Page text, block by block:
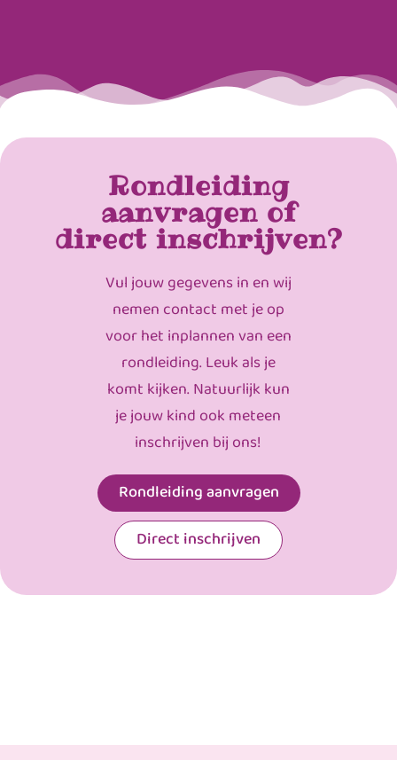
Rondleiding
aanvragen of
direct inschrijven?
Vul jouw gegevens in en wij
nemen contact met je op
voor het inplannen van een
rondleiding. Leuk als je
komt kijken. Natuurlijk kun
je jouw kind ook meteen
inschrijven bij ons!
Rondleiding aanvragen
Direct inschrijven